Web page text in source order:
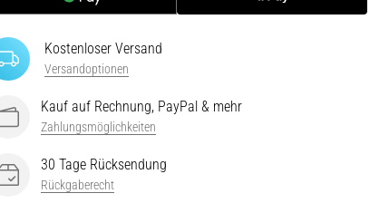
Kostenloser Versand
Versandoptionen
Kauf auf Rechnung, PayPal & mehr
Zahlungsmöglichkeiten
30 Tage Rücksendung
Rückgaberecht